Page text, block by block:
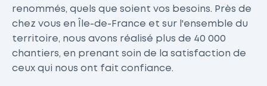
renommés, quels que soient vos besoins. Près de
chez vous en Île-de-France et sur l'ensemble du
territoire, nous avons réalisé plus de 40 000
chantiers, en prenant soin de la satisfaction de
ceux qui nous ont fait confiance.